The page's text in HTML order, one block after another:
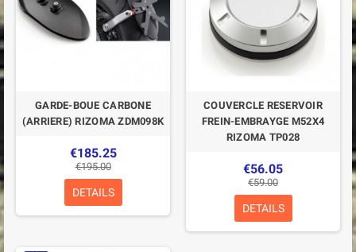
GARDE-BOUE CARBONE
(ARRIERE) RIZOMA ZDM098K
€185.25
€195.00
DETAILS
COUVERCLE RESERVOIR
FREIN-EMBRAYGE M52X4
RIZOMA TP028
€56.05
€59.00
DETAILS